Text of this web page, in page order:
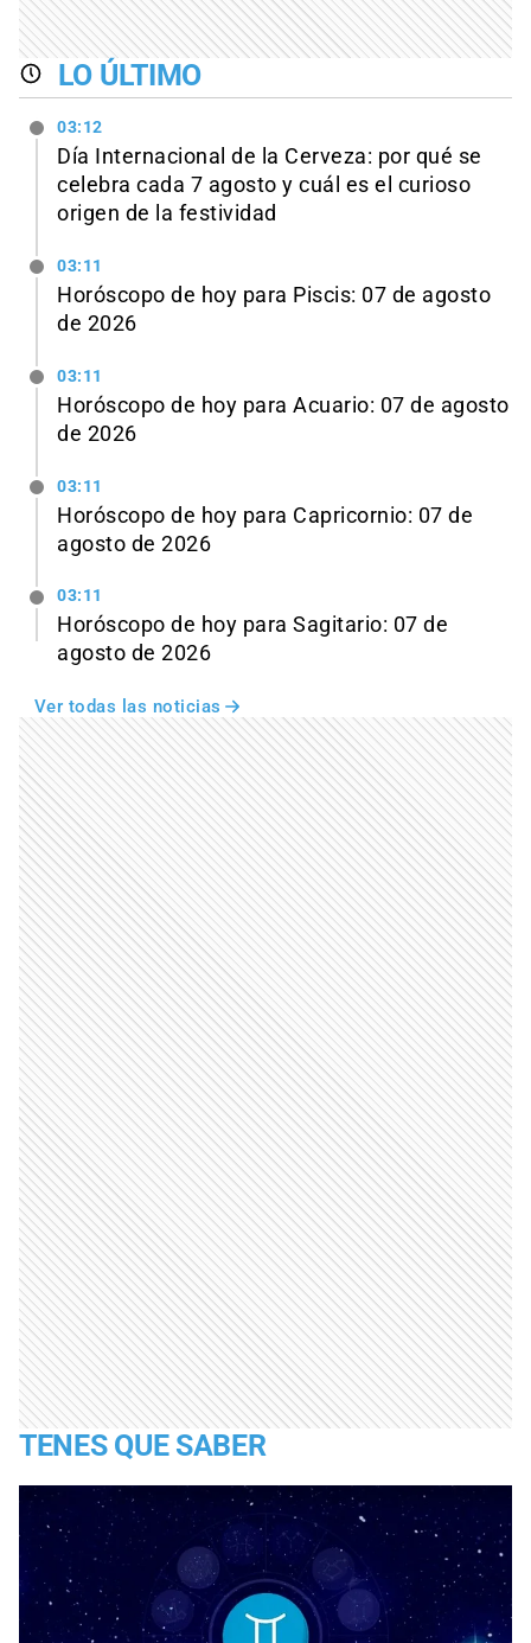
LO ÚLTIMO
03:12
Día Internacional de la Cerveza: por qué se
celebra cada 7 agosto y cuál es el curioso
origen de la festividad
03:11
Horóscopo de hoy para Piscis: 07 de agosto
de 2026
03:11
Horóscopo de hoy para Acuario: 07 de agosto
de 2026
03:11
Horóscopo de hoy para Capricornio: 07 de
agosto de 2026
03:11
Horóscopo de hoy para Sagitario: 07 de
agosto de 2026
Ver todas las noticias
TENES QUE SABER